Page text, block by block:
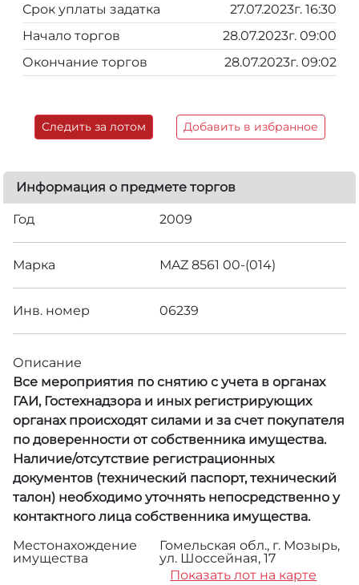
Срок уплаты задатка
27.07.2023г. 16:30
Начало торгов
28.07.2023г. 09:00
Окончание торгов
28.07.2023г. 09:02
Следить за лотом Добавить в избранное
Информация о предмете торгов
Год 2009
Марка МAZ 8561 00-(014)
Инв. номер 06239
Описание
Все мероприятия по снятию с учета в органах
ГАИ, Гостехнадзора и иных регистрирующих
органах происходят силами и за счет покупателя
по доверенности от собственника имущества.
Наличие/отсутствие регистрационных
документов (технический паспорт, технический
талон) необходимо уточнять непосредственно у
контактного лица собственника имущества.
Местонахождение
имущества
Гомельская обл., г. Мозырь,
ул. Шоссейная, 17
Показать лот на карте